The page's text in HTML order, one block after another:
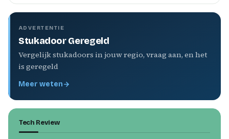
ADVERTENTIE
Stukadoor Geregeld
Vergelijk stukadoors in jouw regio, vraag aan, en het
is geregeld
Meer weten
Tech Review